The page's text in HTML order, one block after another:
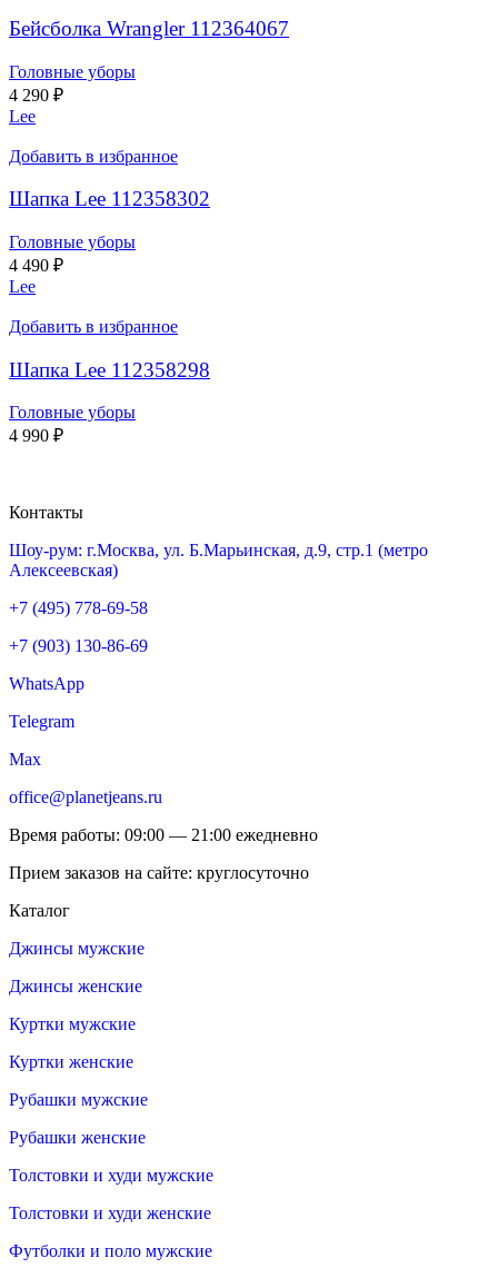
Бейсболка Wrangler 112364067
Головные уборы
4 290 ₽
Lee
Добавить в избранное
Шапка Lee 112358302
Головные уборы
4 490 ₽
Lee
Добавить в избранное
Шапка Lee 112358298
Головные уборы
4 990 ₽
Контакты
Шоу-рум: г.Москва, ул. Б.Марьинская, д.9, стр.1 (метро
Алексеевская)
+7 (495) 778-69-58
+7 (903) 130-86-69
WhatsApp
Telegram
Max
office@planetjeans.ru
Время работы: 09:00 — 21:00 ежедневно
Прием заказов на сайте: круглосуточно
Каталог
Джинсы мужские
Джинсы женские
Куртки мужские
Куртки женские
Рубашки мужские
Рубашки женские
Толстовки и худи мужские
Толстовки и худи женские
Футболки и поло мужские